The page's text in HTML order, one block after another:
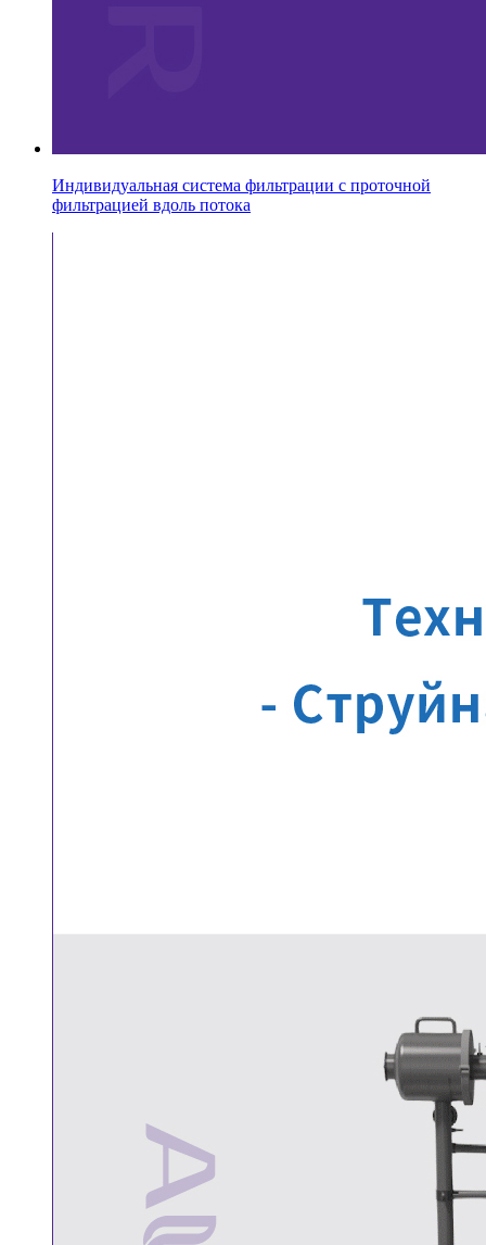
Индивидуальная система фильтрации с проточной
фильтрацией вдоль потока